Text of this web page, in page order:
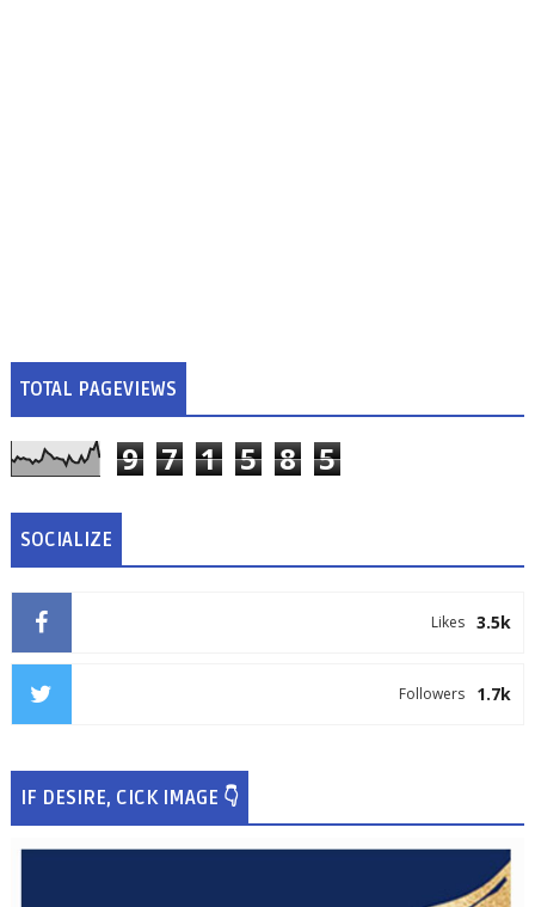
TOTAL PAGEVIEWS
9 7 1 5 8 5
SOCIALIZE
3.5k
Likes
1.7k
Followers
IF DESIRE, CICK IMAGE 👇